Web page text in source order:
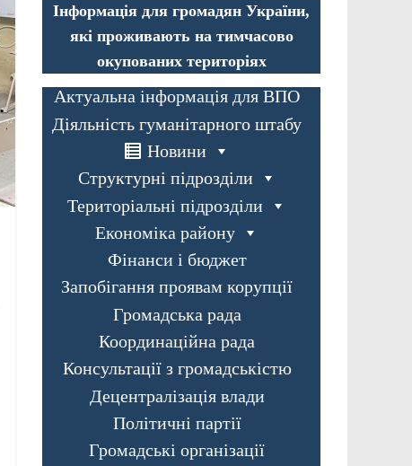
Інформація для громадян України,
які проживають на тимчасово
окупованих територіях
Актуальна інформація для ВПО
Діяльність гуманітарного штабу
Новини
Структурні підрозділи
Територіальні підрозділи
Економіка району
Фінанси і бюджет
Запобігання проявам корупції
Громадська рада
Координаційна рада
Консультації з громадськістю
Децентралізація влади
Політичні партії
Громадські організації